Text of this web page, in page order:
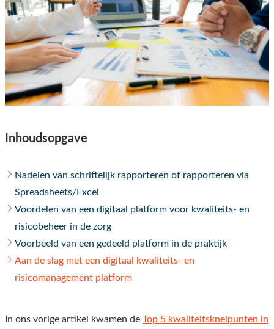
Inhoudsopgave
Nadelen van schriftelijk rapporteren of rapporteren via
Spreadsheets/Excel
Voordelen van een digitaal platform voor kwaliteits- en
risicobeheer in de zorg
Voorbeeld van een gedeeld platform in de praktijk
Aan de slag met een digitaal kwaliteits- en
risicomanagement platform
In ons vorige artikel kwamen de Top 5 kwaliteitsknelpunten in